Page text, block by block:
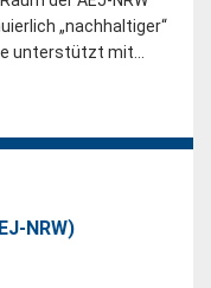
„nachhaltiger“
unterstützt mit...
NRW)